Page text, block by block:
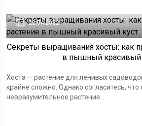
22.04.2022
Секреты выращивания хосты: как
в пышный красивый
Хоста — растение для ленивых
крайне сложно. Однако согласитесь,
невразумительное растение...